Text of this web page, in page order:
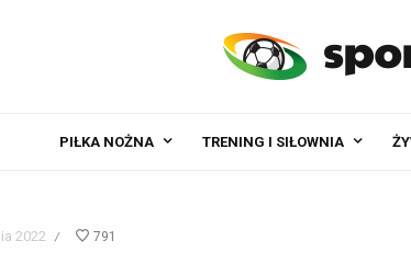
PIŁKA NOŻNA TRENING I SIŁOWNIA
2022 / 791